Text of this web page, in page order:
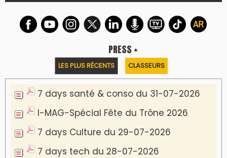
PRESS +
LES PLUS RÉCENTS CLASSEURS
7 days santé & conso du 31-07-2026
I-MAG-Spécial Fête du Trône 2026
7 days Culture du 29-07-2026
7 days tech du 28-07-2026